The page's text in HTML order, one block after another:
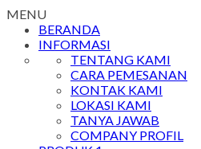
MENU
BERANDA
INFORMASI
TENTANG KAMI
CARA PEMESANAN
KONTAK KAMI
LOKASI KAMI
TANYA JAWAB
COMPANY PROFIL